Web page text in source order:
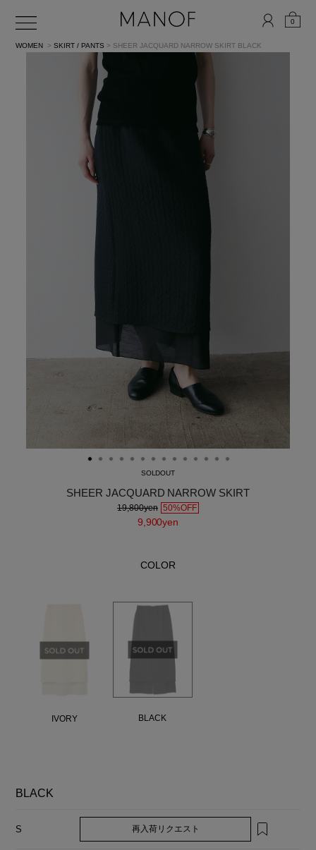
0
WOMEN >SKIRT / PANTS > SHEER JACQUARD NARROW SKIRT BLACK
SOLDOUT
SHEER JACQUARD NARROW SKIRT
19,800yen 50%OFF
9,900yen
COLOR
IVORY BLACK
BLACK
S 再入荷リクエスト